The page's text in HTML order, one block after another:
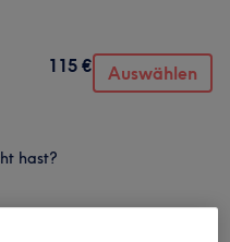
115 € Auswählen
hast?